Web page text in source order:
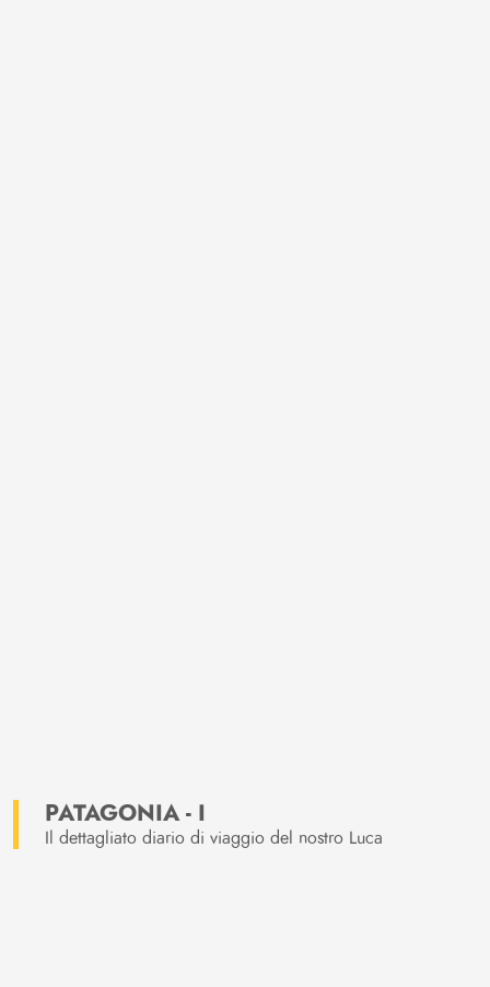
PATAGONIA - I
Il dettagliato diario di viaggio del nostro Luca